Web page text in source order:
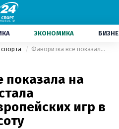
ЭКОНОМИКА
Фаворитка все показала на деле: Магучих стала чемпионкой Европейских игр в прыжках в высоту
показала на
игр в